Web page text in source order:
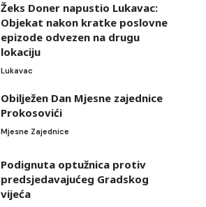
Žeks Doner napustio Lukavac:
Objekat nakon kratke poslovne
epizode odvezen na drugu
lokaciju
Lukavac
Obilježen Dan Mjesne zajednice
Prokosovići
Mjesne Zajednice
Podignuta optužnica protiv
predsjedavajućeg Gradskog
vijeća